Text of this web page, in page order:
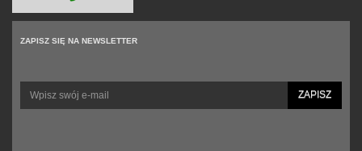
ZAPISZ SIĘ NA NEWSLETTER
ZAPISZ